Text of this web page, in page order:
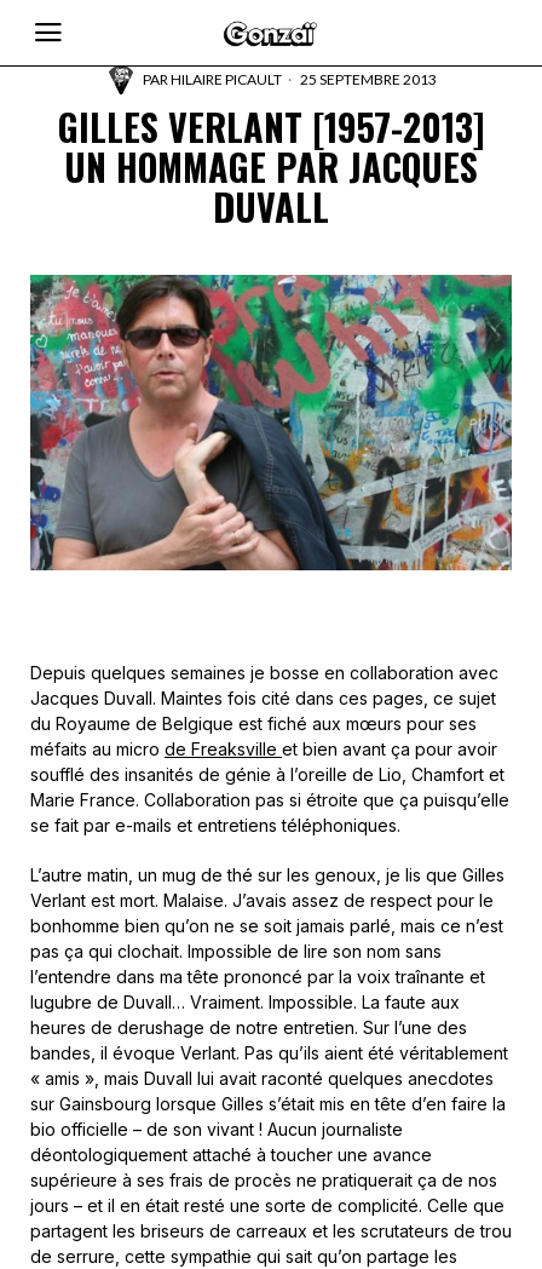
PARHILAIRE PICAULT 25 SEPTEMBRE 2013
GILLES VERLANT [1957-2013]
UN HOMMAGE PAR JACQUES
DUVALL
Depuis quelques semaines je bosse en collaboration avec
Jacques Duvall. Maintes fois cité dans ces pages, ce sujet
du Royaume de Belgique est fiché aux mœurs pour ses
méfaits au micro de Freaksville et bien avant ça pour avoir
soufflé des insanités de génie à l’oreille de Lio, Chamfort et
Marie France. Collaboration pas si étroite que ça puisqu’elle
se fait par e-mails et entretiens téléphoniques.
L’autre matin, un mug de thé sur les genoux, je lis que Gilles
Verlant est mort. Malaise. J’avais assez de respect pour le
bonhomme bien qu’on ne se soit jamais parlé, mais ce n’est
pas ça qui clochait. Impossible de lire son nom sans
l’entendre dans ma tête prononcé par la voix traînante et
lugubre de Duvall… Vraiment. Impossible. La faute aux
heures de derushage de notre entretien. Sur l’une des
bandes, il évoque Verlant. Pas qu’ils aient été véritablement
« amis », mais Duvall lui avait raconté quelques anecdotes
sur Gainsbourg lorsque Gilles s’était mis en tête d’en faire la
bio officielle – de son vivant ! Aucun journaliste
déontologiquement attaché à toucher une avance
supérieure à ses frais de procès ne pratiquerait ça de nos
jours – et il en était resté une sorte de complicité. Celle que
partagent les briseurs de carreaux et les scrutateurs de trou
de serrure, cette sympathie qui sait qu’on partage les